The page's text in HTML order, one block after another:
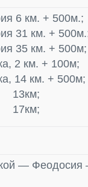
6 км. + 500м.;
31 км. +
35 км. + 500м;
2 км. + 100м;
14 км. + 500м;
13км;
17км;
— Феодосия